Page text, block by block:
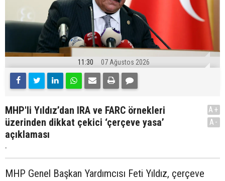
11:30 07 Ağustos 2026
MHP'li Yıldız’dan IRA ve FARC örnekleri
üzerinden dikkat çekici ‘çerçeve yasa’
açıklaması
.
A+
A-
MHP Genel Başkan Yardımcısı Feti Yıldız, çerçeve